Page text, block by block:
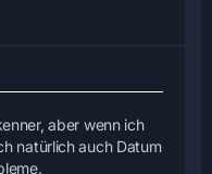
aber wenn ich
natürlich auch Datum